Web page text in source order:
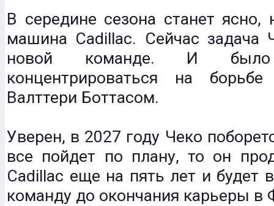
В середине сезона станет ясно,
машина Cadillac. Сейчас задача
новой команде. И
концентрироваться на
Валттери Боттасом.
Уверен, в 2027 году Чеко
все пойдет по плану, то он
Cadillac еще на пять лет и будет
команду до окончания карьеры в